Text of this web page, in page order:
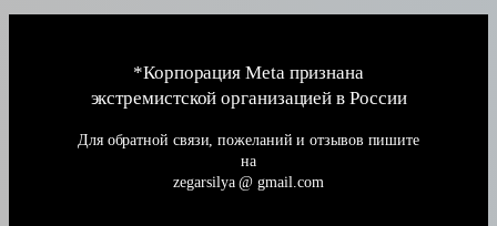
*Корпорация Meta признана
экстремистской организацией в России
Для обратной связи, пожеланий и отзывов пишите
на
zegarsilya @ gmail.com